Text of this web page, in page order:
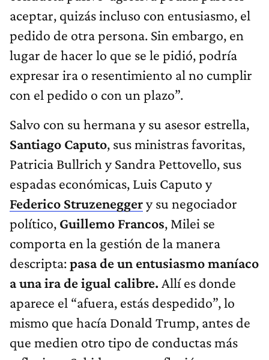
aceptar, quizás incluso con entusiasmo, el
pedido de otra persona. Sin embargo, en
lugar de hacer lo que se le pidió, podría
expresar ira o resentimiento al no cumplir
con el pedido o con un plazo”.
Salvo con su hermana y su asesor estrella,
Santiago Caputo, sus ministras favoritas,
Patricia Bullrich y Sandra Pettovello, sus
espadas económicas, Luis Caputo y
Federico Struzeneggery su negociador
político, Guillemo Francos, Milei se
comporta en la gestión de la manera
descripta:pasa de un entusiasmo maníaco
a una ira de igual calibre. Allí es donde
aparece el “afuera, estás despedido”, lo
mismo que hacía Donald Trump, antes de
que medien otro tipo de conductas más